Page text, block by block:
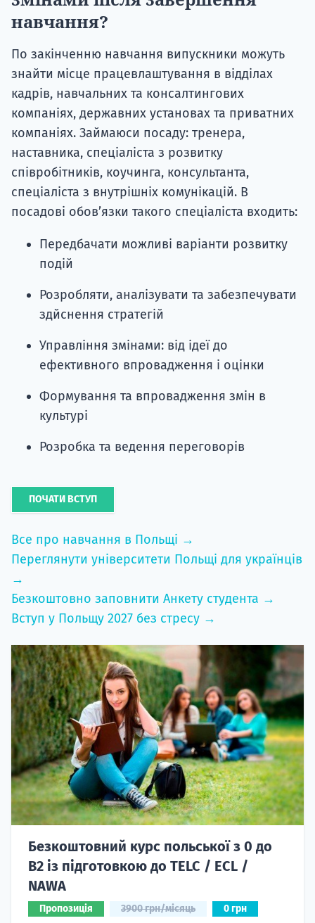
навчання?
По закінченню навчання випускники можуть
знайти місце працевлаштування в відділах
кадрів, навчальних та консалтингових
компаніях, державних установах та приватних
компаніях. Займаюси посаду: тренера,
наставника, спеціаліста з розвитку
співробітників, коучинга, консультанта,
спеціаліста з внутрішніх комунікацій. В
посадові обов’язки такого спеціаліста входить:
Передбачати можливі варіанти розвитку
подій
Розробляти, аналізувати та забезпечувати
здйснення стратегій
Управління змінами: від ідеї до
ефективного впровадження і оцінки
Формування та впровадження змін в
культурі
Розробка та ведення переговорів
ПОЧАТИ ВСТУП
Все про навчання в Польщі →
Переглянути університети Польщі для українців
→
Безкоштовно заповнити Анкету студента →
Вступ у Польщу 2027 без стресу →
Безкоштовний курс польської з 0 до
B2 із підготовкою до TELC / ECL /
NAWA
Пропозиція 3900 грн/місяць 0 грн